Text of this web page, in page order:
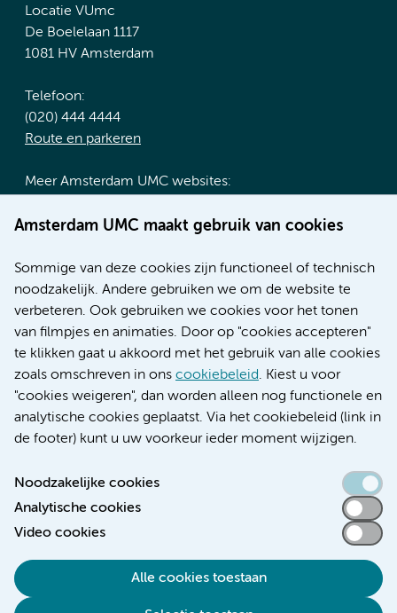
Amsterdam UMC maakt gebruik van cookies
Sommige van deze cookies zijn functioneel of technisch
noodzakelijk. Andere gebruiken we om de website te
verbeteren. Ook gebruiken we cookies voor het tonen
van filmpjes en animaties. Door op "cookies accepteren"
te klikken gaat u akkoord met het gebruik van alle cookies
zoals omschreven in ons cookiebeleid. Kiest u voor
"cookies weigeren", dan worden alleen nog functionele en
analytische cookies geplaatst. Via het cookiebeleid (link in
de footer) kunt u uw voorkeur ieder moment wijzigen.
Noodzakelijke cookies
Analytische cookies
Video cookies
Alle cookies toestaan
Locatie VUmc
De Boelelaan 1117
1081 HV Amsterdam
Telefoon:
(020) 444 4444
Route en parkeren
Meer Amsterdam UMC websites:
Werken bij Amsterdam UMC
Nieuws
Research
Educatie locatie AMC
Educatie locatie VUmc
Toegankelijkheidsverklaring
Responsible disclosure
Algemene privacyverklaring